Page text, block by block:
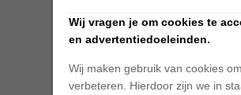
Wij vragen je om cookies te
en advertentiedoeleinden.
Wij maken gebruik van cookies
verbeteren. Hierdoor zijn we in